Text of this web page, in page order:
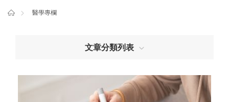
醫學專欄
文章分類列表